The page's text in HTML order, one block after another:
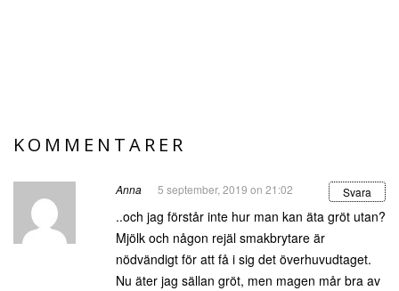
KOMMENTARER
Anna 5 september, 2019 on 21:02 Svara
..och jag förstår inte hur man kan äta gröt utan?
Mjölk och någon rejäl smakbrytare är
nödvändigt för att få i sig det överhuvudtaget.
Nu äter jag sällan gröt, men magen mår bra av